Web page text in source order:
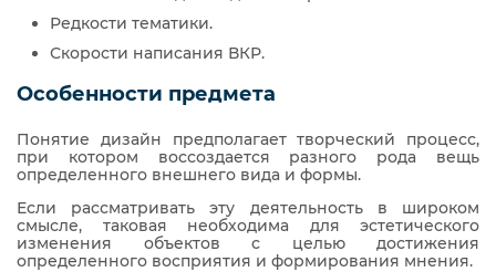
Редкости тематики.
Скорости написания ВКР.
Особенности предмета
Понятие дизайн предполагает творческий процесс,
при котором воссоздается разного рода вещь
определенного внешнего вида и формы.
Если рассматривать эту деятельность в широком
смысле, таковая необходима для эстетического
изменения объектов с целью достижения
определенного восприятия и формирования мнения.